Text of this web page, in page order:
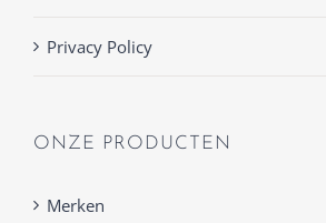
Privacy Policy
ONZE PRODUCTEN
Merken